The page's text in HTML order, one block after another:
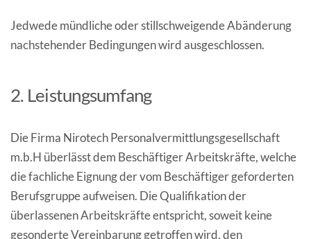
Jedwede mündliche oder stillschweigende Abänderung
nachstehender Bedingungen wird ausgeschlossen.
2. Leistungsumfang
Die Firma Nirotech Personalvermittlungsgesellschaft
m.b.H überlässt dem Beschäftiger Arbeitskräfte, welche
die fachliche Eignung der vom Beschäftiger geforderten
Berufsgruppe aufweisen. Die Qualifikation der
überlassenen Arbeitskräfte entspricht, soweit keine
gesonderte Vereinbarung getroffen wird, den